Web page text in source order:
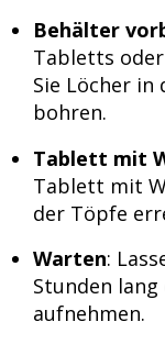
Behälter
Tabletts
Sie Löcher in
bohren.
Tablett mit
Tablett mit
der Töpfe
Warten:
Stunden lang
aufnehmen.